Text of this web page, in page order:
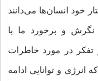
خود انسان‌ها می‌دانند
و برخورد ما با
تفكر در مورد خاطرات
انرژی و توانایی ادامه